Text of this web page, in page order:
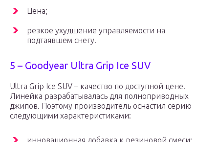
Цена;
резкое ухудшение управляемости на
подтаявшем снегу.
5 – Goodyear Ultra Grip Ice SUV
Ultra Grip Ice SUV – качество по доступной цене.
Линейка разрабатывалась для полноприводных
джипов. Поэтому производитель оснастил серию
следующими характеристиками:
инновационная добавка к резиновой смеси;